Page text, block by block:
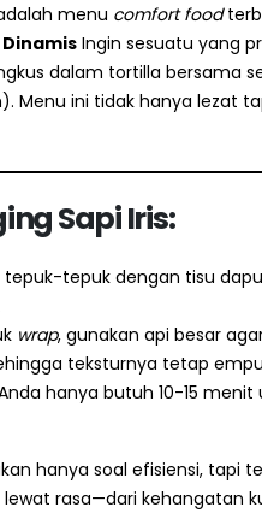
menu comfort food
Ingin sesuatu yang
dalam tortilla bersama
Menu ini tidak hanya lezat
Sapi Iris:
tepuk-tepuk dengan tisu
wrap, gunakan api besar
teksturnya tetap
hanya butuh 10-15
hanya soal efisiensi, tapi
rasa—dari kehangatan